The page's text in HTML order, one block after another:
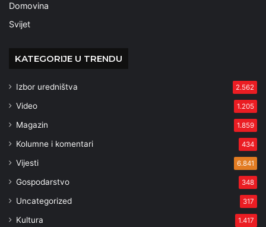
Domovina
Svijet
KATEGORIJE U TRENDU
Izbor uredništva 2.562
Video 1.205
Magazin 1.859
Kolumne i komentari 434
Vijesti 6.841
Gospodarstvo 348
Uncategorized 317
Kultura 1.417